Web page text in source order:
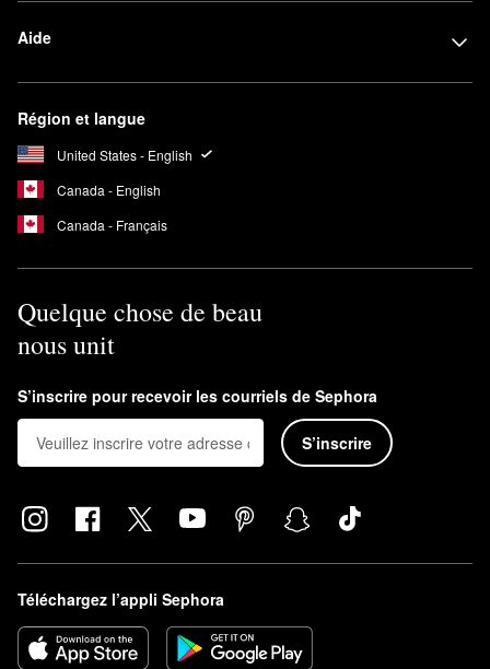
Aide
Région et langue
United States - English
Canada - English
Canada - Français
Quelque chose de beau
nous unit
S’inscrire pour recevoir les courriels de Sephora
S’inscrire
Téléchargez l’appli Sephora